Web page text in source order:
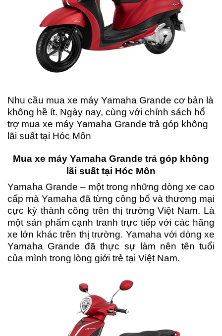
Nhu cầu mua xe máy Yamaha Grande cơ bản là
không hề ít. Ngày nay, cùng với chính sách hổ
trợ mua xe máy Yamaha Grande trả góp không
lãi suất tại Hóc Môn
Mua xe máy Yamaha Grande trả góp không
lãi suất tại Hóc Môn
Yamaha Grande – một trong những dòng xe cao
cấp mà Yamaha đã từng công bố và thương mại
cực kỳ thành công trên thị trường Việt Nam. Là
một sản phẩm cạnh tranh trực tiếp với các hãng
xe lớn khác trên thị trường. Yamaha với dòng xe
Yamaha Grande đã thực sự làm nên tên tuổi
của mình trong lòng giới trẻ tại Việt Nam.